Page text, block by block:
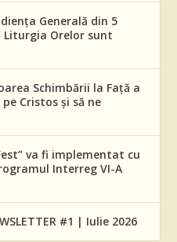
Generală din 5
Liturgia Orelor sunt
Schimbării la Față a
Cristos și să ne
va fi implementat cu
Interreg VI-A
#1 | Iulie 2026